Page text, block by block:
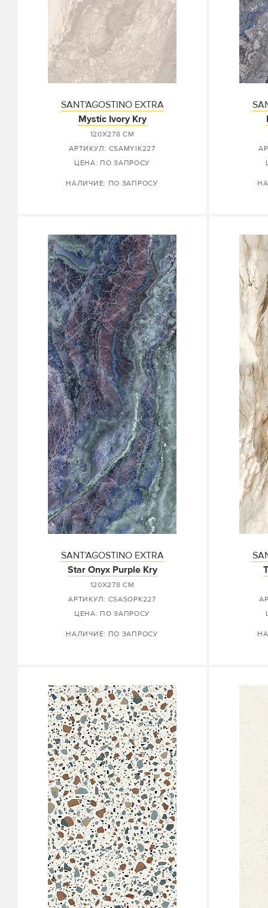
SANT'AGOSTINO EXTRA
Mystic Ivory Kry
120X278 СМ
АРТИКУЛ: CSAMYIK227
ЦЕНА: ПО ЗАПРОСУ
НАЛИЧИЕ: ПО ЗАПРОСУ
SANT'AGOSTINO EXTRA
Star Onyx Purple Kry
120X278 СМ
АРТИКУЛ: CSASOPK227
ЦЕНА: ПО ЗАПРОСУ
НАЛИЧИЕ: ПО ЗАПРОСУ